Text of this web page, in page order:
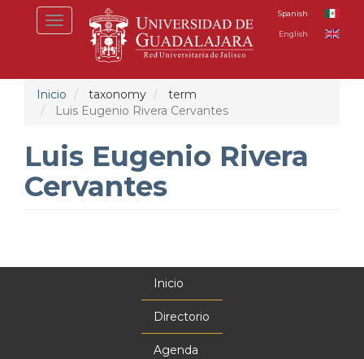
Toggle
navigation
Spanish
English
Inicio taxonomy
term
Luis Eugenio Rivera Cervantes
Luis Eugenio Rivera
Cervantes
Inicio
Directorio
Agenda